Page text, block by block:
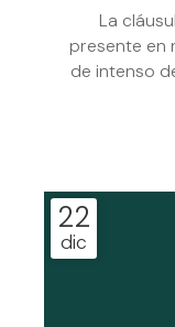
La
presente en
de intenso
interés baje
interés
inferior al
Abogados
22
dic